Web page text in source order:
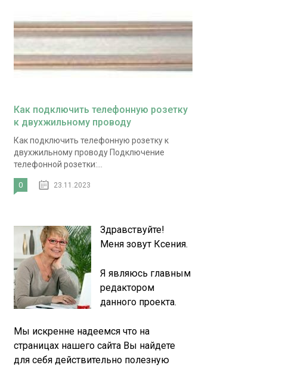
Как подключить телефонную розетку
к двухжильному проводу
Как подключить телефонную розетку к
двухжильному проводу Подключение
телефонной розетки:...
0 23.11.2023
Здравствуйте!
Меня зовут Ксения.
Я являюсь главным
редактором
данного проекта.
Мы искренне надеемся что на
страницах нашего сайта Вы найдете
для себя действительно полезную